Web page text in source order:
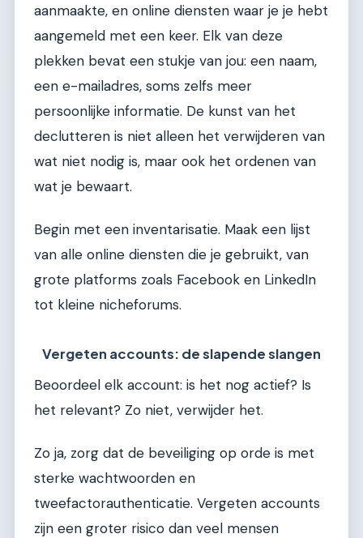
aanmaakte, en online diensten waar je je hebt
aangemeld met een keer. Elk van deze
plekken bevat een stukje van jou: een naam,
een e-mailadres, soms zelfs meer
persoonlijke informatie. De kunst van het
declutteren is niet alleen het verwijderen van
wat niet nodig is, maar ook het ordenen van
wat je bewaart.
Begin met een inventarisatie. Maak een lijst
van alle online diensten die je gebruikt, van
grote platforms zoals Facebook en LinkedIn
tot kleine nicheforums.
Vergeten accounts: de slapende slangen
Beoordeel elk account: is het nog actief? Is
het relevant? Zo niet, verwijder het.
Zo ja, zorg dat de beveiliging op orde is met
sterke wachtwoorden en
tweefactorauthenticatie. Vergeten accounts
zijn een groter risico dan veel mensen